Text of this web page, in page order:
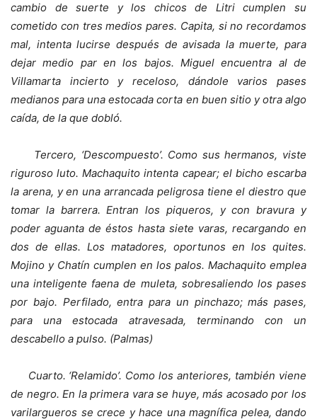
cambio de suerte y los chicos de Litri cumplen su
cometido con tres medios pares. Capita, si no recordamos
mal, intenta lucirse después de avisada la muerte, para
dejar medio par en los bajos. Miguel encuentra al de
Villamarta incierto y receloso, dándole varios pases
medianos para una estocada corta en buen sitio y otra algo
caída, de la que dobló.
Tercero, ‘Descompuesto’. Como sus hermanos, viste
riguroso luto. Machaquito intenta capear; el bicho escarba
la arena, y en una arrancada peligrosa tiene el diestro que
tomar la barrera. Entran los piqueros, y con bravura y
poder aguanta de éstos hasta siete varas, recargando en
dos de ellas. Los matadores, oportunos en los quites.
Mojino y Chatín cumplen en los palos. Machaquito emplea
una inteligente faena de muleta, sobresaliendo los pases
por bajo. Perfilado, entra para un pinchazo; más pases,
para una estocada atravesada, terminando con un
descabello a pulso. (Palmas)
Cuarto. ‘Relamido’. Como los anteriores, también viene
de negro. En la primera vara se huye, más acosado por los
varilargueros se crece y hace una magnífica pelea, dando